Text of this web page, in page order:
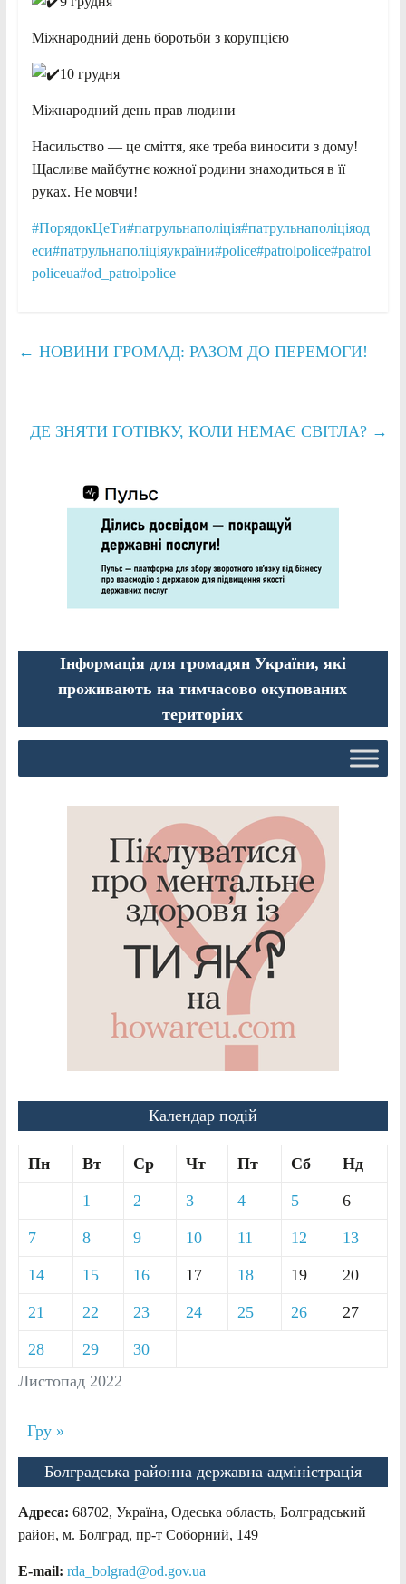
Міжнародний день боротьби з корупцією
10 грудня
Міжнародний день прав людини
Насильство — це сміття, яке треба виносити з дому!
Щасливе майбутнє кожної родини знаходиться в її
руках. Не мовчи!
#ПорядокЦеТи#патрульнаполіція#патрульнаполіціяод
еси#патрульнаполіціяукраїни#police#patrolpolice#patrol
policeua#od_patrolpolice
← НОВИНИ ГРОМАД: РАЗОМ ДО ПЕРЕМОГИ!
ДЕ ЗНЯТИ ГОТІВКУ, КОЛИ НЕМАЄ СВІТЛА? →
Інформація для громадян України, які
проживають на тимчасово окупованих
територіях
Календар подій
Листопад 2022
Пн Вт Ср Чт Пт Сб Нд
1 2 3 4 5 6
7 8 9 10 11 12 13
14 15 16 17 18 19 20
21 22 23 24 25 26 27
28 29 30
Гру »
Болградська районна державна адміністрація
Адреса: 68702, Україна, Одеська область, Болградський
район, м. Болград, пр-т Соборний, 149
E-mail: rda_bolgrad@od.gov.ua